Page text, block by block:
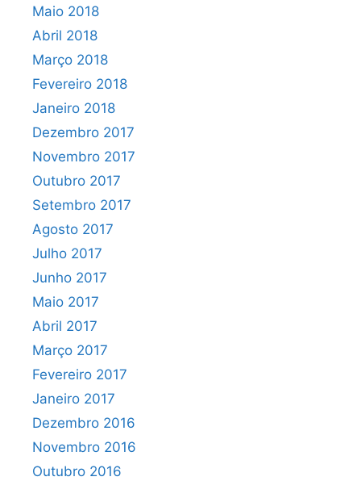
Maio 2018
Abril 2018
Março 2018
Fevereiro 2018
Janeiro 2018
Dezembro 2017
Novembro 2017
Outubro 2017
Setembro 2017
Agosto 2017
Julho 2017
Junho 2017
Maio 2017
Abril 2017
Março 2017
Fevereiro 2017
Janeiro 2017
Dezembro 2016
Novembro 2016
Outubro 2016